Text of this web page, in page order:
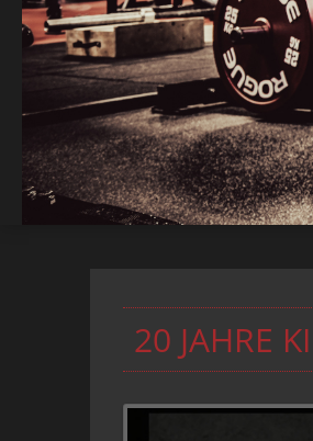
20 JAHRE